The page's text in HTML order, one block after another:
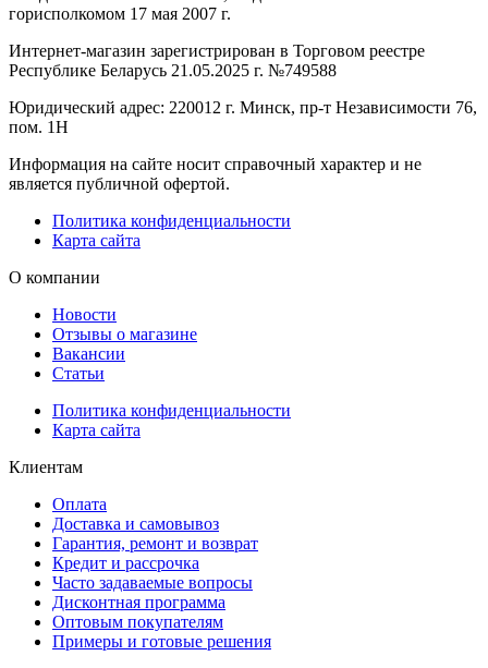
горисполкомом 17 мая 2007 г.
Интернет-магазин зарегистрирован в Торговом реестре
Республике Беларусь 21.05.2025 г. №749588
Юридический адрес: 220012 г. Минск, пр-т Независимости 76,
пом. 1Н
Информация на сайте носит справочный характер и не
является публичной офертой.
Политика конфиденциальности
Карта сайта
О компании
Новости
Отзывы о магазине
Вакансии
Статьи
Политика конфиденциальности
Карта сайта
Клиентам
Оплата
Доставка и самовывоз
Гарантия, ремонт и возврат
Кредит и рассрочка
Часто задаваемые вопросы
Дисконтная программа
Оптовым покупателям
Примеры и готовые решения